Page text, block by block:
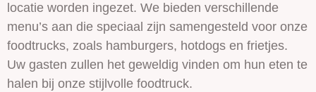
locatie worden ingezet. We bieden verschillende
menu’s aan die speciaal zijn samengesteld voor onze
foodtrucks, zoals hamburgers, hotdogs en frietjes.
Uw gasten zullen het geweldig vinden om hun eten te
halen bij onze stijlvolle foodtruck.